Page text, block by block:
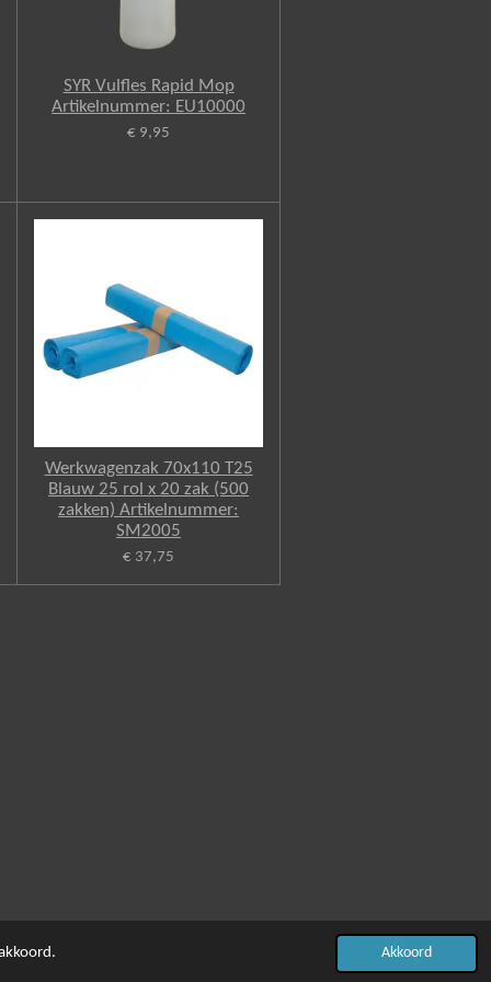
Akkoord
SYR Vulfles Rapid Mop
Artikelnummer: EU10000
€ 9,95
Werkwagenzak 70x110 T25
Blauw 25 rol x 20 zak (500
zakken) Artikelnummer:
SM2005
€ 37,75